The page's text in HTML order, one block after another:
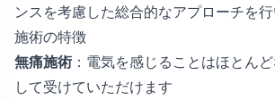
ンスを考慮した総合的なアプローチを
施術の特徴
無痛施術 ：電気を感じることはほとん
して受けていただけます